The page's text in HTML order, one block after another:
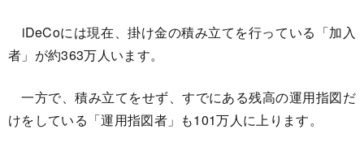
iDeCoには現在、掛け金の積み立てを行っている「加入
者」が約363万人います。
一方で、積み立てをせず、すでにある残高の運用指図だ
けをしている「運用指図者」も101万人に上ります。